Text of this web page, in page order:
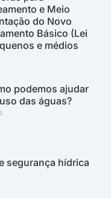
e Meio
do Novo
Básico (Lei
e médios
podemos ajudar
das águas?
segurança hídrica